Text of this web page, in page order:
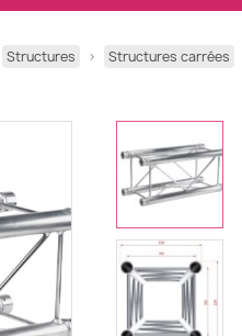
Structures Structures carrées